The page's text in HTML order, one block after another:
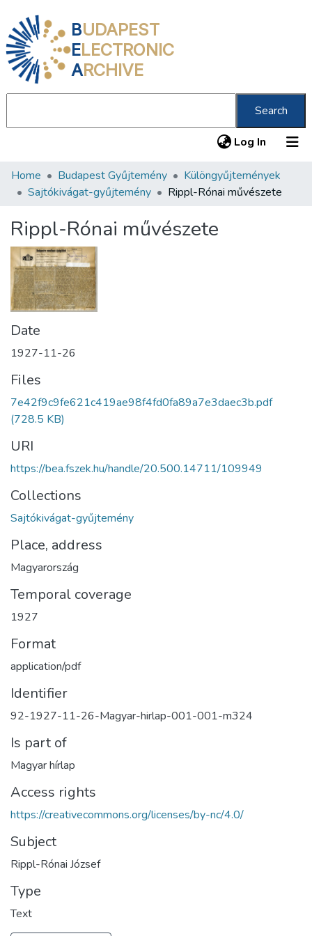
BUDAPEST
ELECTRONIC
ARCHIVE
Search
Log In (current)
Communities & Collections
Statistics
About us
Home Budapest Gyűjtemény
Különgyűjtemények
Sajtókivágat-gyűjtemény
Rippl-Rónai művészete
Rippl-Rónai művészete
Date
1927-11-26
Files
7e42f9c9fe621c419ae98f4fd0fa89a7e3daec3b.pdf
(728.5 KB)
URI
https://bea.fszek.hu/handle/20.500.14711/109949
Collections
Sajtókivágat-gyűjtemény
Place, address
Magyarország
Temporal coverage
1927
Format
application/pdf
Identifier
92-1927-11-26-Magyar-hirlap-001-001-m324
Is part of
Magyar hírlap
Access rights
https://creativecommons.org/licenses/by-nc/4.0/
Subject
Rippl-Rónai József
Type
Text